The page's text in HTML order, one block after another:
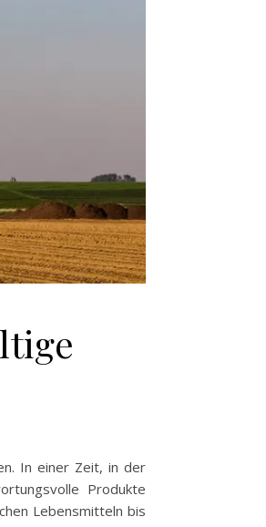
In einer Zeit, in der
Produkte
Lebensmitteln bis